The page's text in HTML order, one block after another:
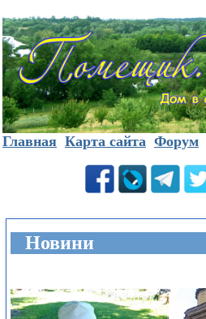
Главная Карта сайта Форум
Новини